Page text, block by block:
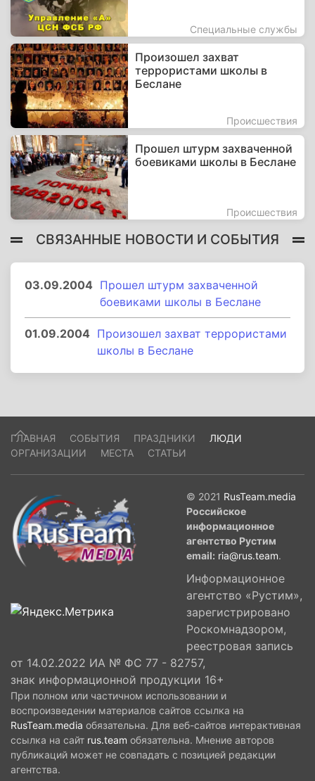
Специальные службы
Произошел захват
террористами школы в
Беслане
Происшествия
Прошел штурм захваченной
боевиками школы в Беслане
Происшествия
СВЯЗАННЫЕ НОВОСТИ И СОБЫТИЯ
03.09.2004 Прошел штурм захваченной
боевиками школы в Беслане
01.09.2004 Произошел захват террористами
школы в Беслане
ГЛАВНАЯ СОБЫТИЯ ПРАЗДНИКИ
ЛЮДИ
ОРГАНИЗАЦИИ
МЕСТА СТАТЬИ
© 2021 RusTeam.media
Российское
информационное
агентство Рустим
email: ria@rus.team.
Информационное
агентство «Рустим»,
зарегистрировано
Роскомнадзором,
реестровая запись
от 14.02.2022 ИА № ФС 77 - 82757,
знак информационной продукции 16+
При полном или частичном использовании и
воспроизведении материалов сайтов ссылка на
RusTeam.media обязательна. Для веб-сайтов интерактивная
ссылка на сайт rus.team обязательна. Мнение авторов
публикаций может не совпадать с позицией редакции
агентства.